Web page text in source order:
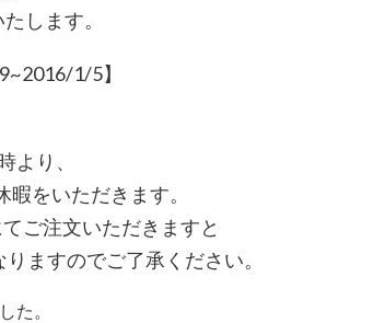
します。
1/5】
より、
をいただきます。
ご注文いただきますと
ますのでご了承ください。
た。